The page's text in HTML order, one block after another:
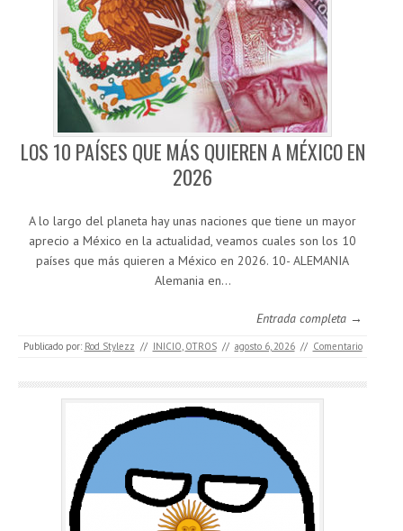
LOS 10 PAÍSES QUE MÁS QUIEREN A MÉXICO EN
2026
A lo largo del planeta hay unas naciones que tiene un mayor
aprecio a México en la actualidad, veamos cuales son los 10
países que más quieren a México en 2026. 10- ALEMANIA
Alemania en…
Entrada completa →
Publicado por: Rod Stylezz // INICIO, OTROS // agosto 6, 2026 // Comentario